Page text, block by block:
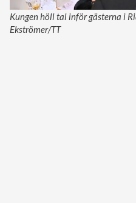
Kungen höll tal inför gästerna i
Ekströmer/TT